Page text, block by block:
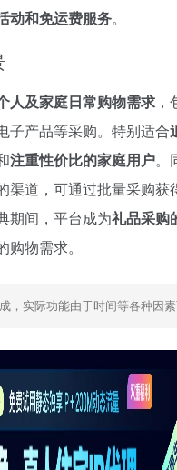
动和免运费服务。
人及家庭日常购物需求
子产品等采购。特别适合
注重性价比的家庭用户。
渠道，可通过批量采购获
期间，平台成为礼品采购
物需求。
，实际功能由于时间等各种因